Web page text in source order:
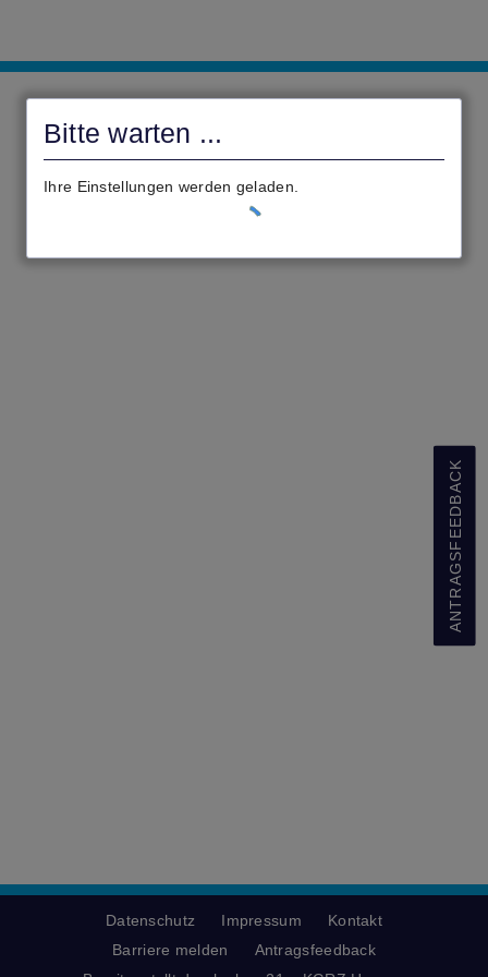
Bitte warten ...
Ihre Einstellungen werden geladen.
Homberg
(Ohm)
ANTRAGSFEEDBACK
Datenschutz Impressum
Kontakt
Barriere melden
Antragsfeedback